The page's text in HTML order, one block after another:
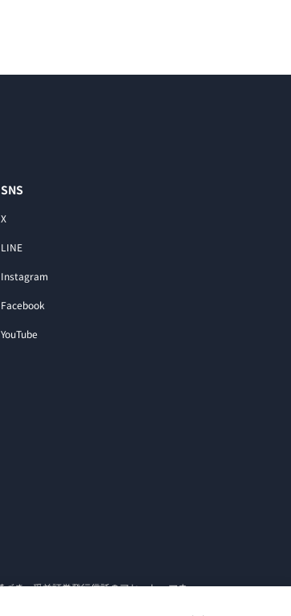
SNS
X
LINE
Instagram
Facebook
YouTube
き、受益証券発行信託のアセット・マネー